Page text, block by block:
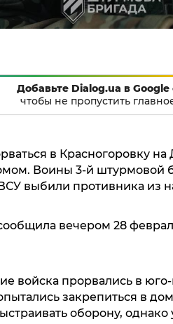
Добавьте Dialog.ua в Google
чтобы не пропустить
в Красногоровку
Воины 3-й штурмовой
выбили противника из
вечером 28
войска прорвались в
закрепиться в
оборону, однако